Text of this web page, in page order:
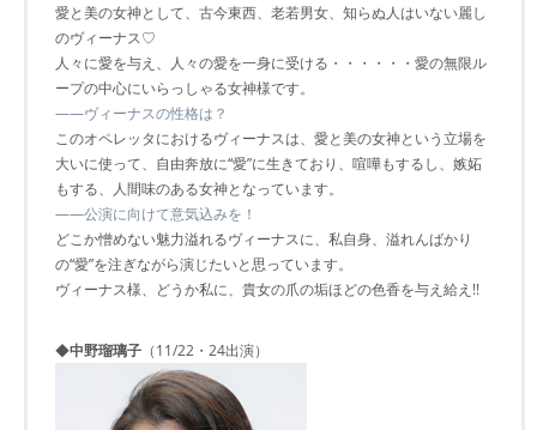
愛と美の女神として、古今東西、老若男女、知らぬ人はいない麗し
のヴィーナス♡
人々に愛を与え、人々の愛を一身に受ける・・・・・・愛の無限ル
ープの中心にいらっしゃる女神様です。
――ヴィーナスの性格は？
このオペレッタにおけるヴィーナスは、愛と美の女神という立場を
大いに使って、自由奔放に“愛”に生きており、喧嘩もするし、嫉妬
もする、人間味のある女神となっています。
――公演に向けて意気込みを！
どこか憎めない魅力溢れるヴィーナスに、私自身、溢れんばかり
の“愛”を注ぎながら演じたいと思っています。
ヴィーナス様、どうか私に、貴女の爪の垢ほどの色香を与え給え!!
◆中野瑠璃子 （11/22・24出演）